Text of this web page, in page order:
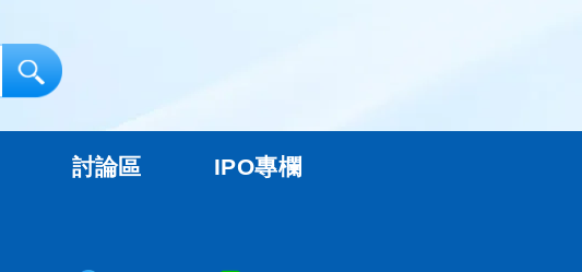
討論區 IPO專欄